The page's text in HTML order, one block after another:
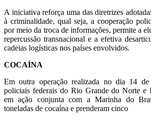
A iniciativa reforça uma das diretrizes
à criminalidade, qual seja, a cooperação
por meio da troca de informações, permite a
repercussão transnacional e a efetiva
cadeias logísticas nos países envolvidos.
COCAÍNA
Em outra operação realizada no dia 14 de
policiais federais do Rio Grande do Norte e
em ação conjunta com a Marinha do
toneladas de cocaína e prenderam cinco